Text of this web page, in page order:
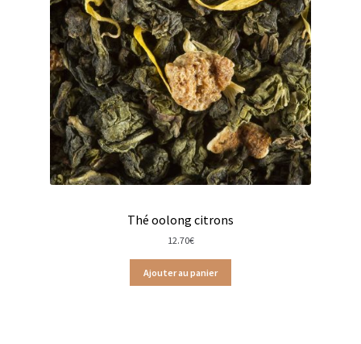
Bouteilles et mugs isothermes
Canettes isothermes
Cafetières
Marques de cafetières
Cafetières à piston
Cafetières italiennesThé oolong citrons
12.70€
Ajouter au panier